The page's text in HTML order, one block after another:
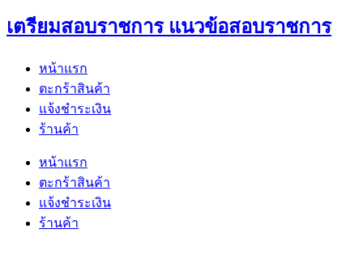
เตรียมสอบราชการ แนวข้อสอบราชการ
หน้าแรก
ตะกร้าสินค้า
แจ้งชำระเงิน
ร้านค้า
หน้าแรก
ตะกร้าสินค้า
แจ้งชำระเงิน
ร้านค้า